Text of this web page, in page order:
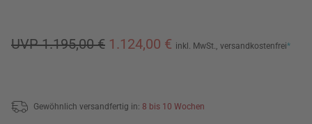
UVP 1.195,00 € 1.124,00 € inkl. MwSt., versandkostenfrei*
Gewöhnlich versandfertig in: 8 bis 10 Wochen